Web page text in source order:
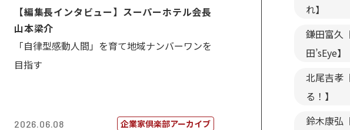
【編集長インタビュー】スーパーホテル会長
山本梁介
「自律型感動人間」を育て地域ナンバーワンを
目指す
2026.06.08 企業家倶楽部アーカイブ
れ】
鎌田富久
田’sEye】
北尾吉孝
る！】
鈴木康弘